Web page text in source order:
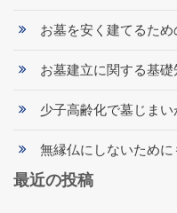
お墓を安く建てるた
お墓建立に関する基礎
少子高齢化で墓じまい
無縁仏にしないため
最近の投稿